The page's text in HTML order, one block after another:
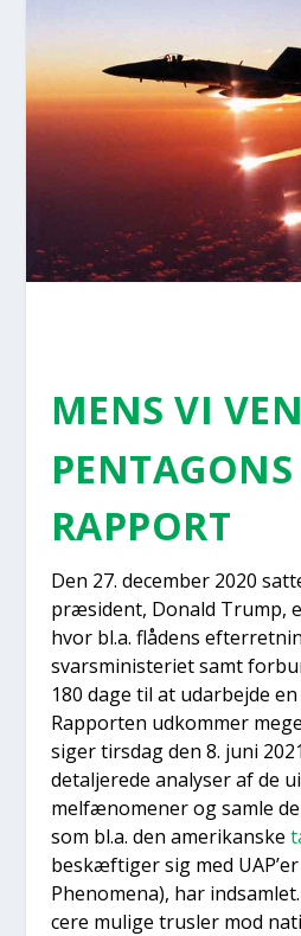
MENS VI
RAP­PORT
Den 27. decem­ber 2020
præ­si­dent, Donald Trump,
hvor bl.a. flå­dens
svars­mi­ni­ste­ri­et samt
180 dage til at udar­bej­de en
Rap­por­ten udkom­mer
siger tirs­dag den 8. juni
detal­je­re­de ana­ly­ser af de
mel­fæ­no­me­ner og sam­le
som bl.a. den ame­ri­kan­ske
beskæf­ti­ger sig med
Pheno­me­na), har
ce­re muli­ge trus­ler mod